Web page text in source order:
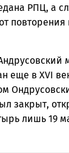
РПЦ, а
еще в XVI
закрыт,
лишь 19